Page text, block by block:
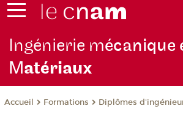
Ingénierie mécanique
Matériaux
Accueil Formations Diplômes